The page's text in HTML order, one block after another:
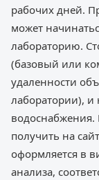
рабочих дней.
может
лабораторию.
(базовый или
удаленности
лаборатории),
получить на
оформляется в
анализа,